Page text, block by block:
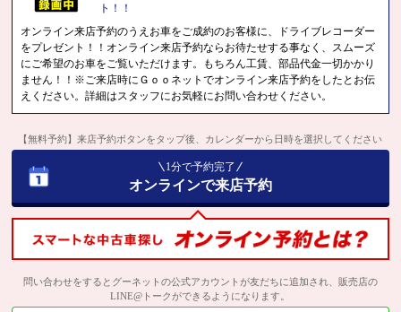
ト！！
オンライン来店予約のうえお車をご成約のお客様に、ドライブレコーダー
をプレゼント！！オンライン来店予約ならお待たせする事なく、スムーズ
にご希望のお車をご覧いただけます。もちろん工賃、部品代金一切かかり
ません！！※ご来店時にＧｏｏネットでオンライン来店予約をしたとお伝
えください。詳細はスタッフにお気軽にお問い合わせください。
【無料予約】来店予約ボタンをタップ後、カレンダーから日時を選択してください
1分で予約完了
オンラインで来店予約
問い合わせをするとグーネットの公式アカウントが友だちに追加され、販売店の
LINE@トークができるようになります。